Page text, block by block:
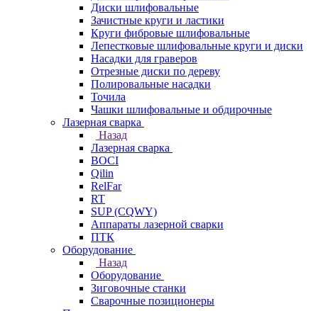
Диски шлифовальные
Зачистные круги и ластики
Круги фибровые шлифовальные
Лепестковые шлифовальные круги и диски
Насадки для граверов
Отрезные диски по дереву
Полировальные насадки
Точила
Чашки шлифовальные и обдирочные
Лазерная сварка
Назад
Лазерная сварка
BOCI
Qilin
RelFar
RT
SUP (CQWY)
Аппараты лазерной сварки
ПТК
Оборудование
Назад
Оборудование
Зиговочные станки
Сварочные позиционеры